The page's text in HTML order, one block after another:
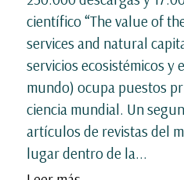
científico “The value of
services and natural
servicios ecosistémicos y
mundo) ocupa puestos
ciencia mundial. Un
artículos de revistas del
lugar dentro de la...